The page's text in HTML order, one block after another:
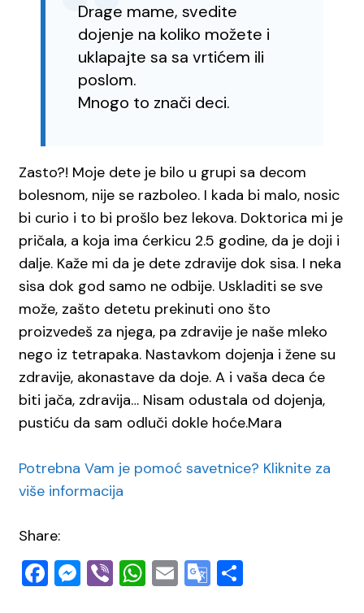
Drage mame, svedite
dojenje na koliko možete i
uklapajte sa sa vrtićem ili
poslom.
Mnogo to znači deci.
Zasto?! Moje dete je bilo u grupi sa decom
bolesnom, nije se razboleo. I kada bi malo, nosic
bi curio i to bi prošlo bez lekova. Doktorica mi je
pričala, a koja ima ćerkicu 2.5 godine, da je doji i
dalje. Kaže mi da je dete zdravije dok sisa. I neka
sisa dok god samo ne odbije. Uskladiti se sve
može, zašto detetu prekinuti ono što
proizvedeš za njega, pa zdravije je naše mleko
nego iz tetrapaka. Nastavkom dojenja i žene su
zdravije, akonastave da doje. A i vaša deca će
biti jača, zdravija… Nisam odustala od dojenja,
pustiću da sam odluči dokle hoće.Mara
Potrebna Vam je pomoć savetnice? Kliknite za
više informacija
Share:
Facebook
Messenger
ViberWhatsApp
EmailGoogle